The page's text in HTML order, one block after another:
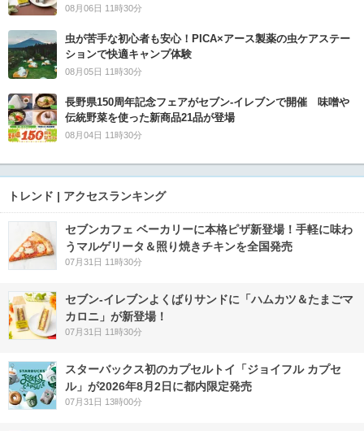
08月06日 11時30分
虫が苦手な初心者も安心！PICA×アース製薬の虫ケアステー
ションで快適キャンプ体験
08月05日 11時30分
長野県150周年記念フェアがセブン-イレブンで開催 味噌や
伝統野菜を使った新商品21品が登場
08月04日 11時30分
トレンド | アクセスランキング
セブンカフェ ベーカリーに本格ピザ新登場！手軽に味わ
うマルゲリータ＆照り焼きチキンを全国発売
07月31日 11時30分
セブン‐イレブンよくばりサンドに「ハムカツ＆たまごマ
カロニ」が新登場！
07月31日 11時30分
スターバックス初のカプセルトイ「ジョイフル カプセ
ル」が2026年8月2日に都内限定発売
07月31日 13時00分